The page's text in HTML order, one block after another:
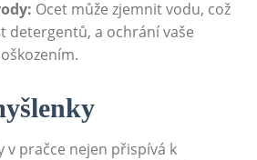
Ocet může⁤ zjemnit vodu, což
detergentů, ⁢a ochrání vaše
v pračce nejen přispívá k